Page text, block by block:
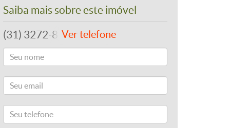
Saiba mais sobre este imóvel
(31) 3272-8102Ver telefone